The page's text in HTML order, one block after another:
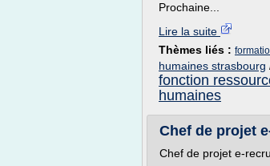
Prochaine...
Lire la suite
Thèmes liés :
humaines strasbourg
fonction
humaines
Chef de projet
Chef de projet e-